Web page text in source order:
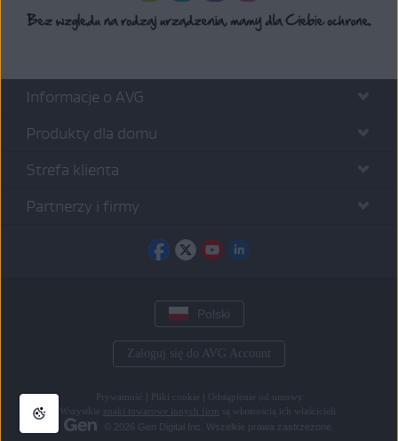
Informacje o AVG
Produkty dla domu
Strefa klienta
Partnerzy i firmy
Polski
Zaloguj się do AVG Account
Prywatność Pliki cookie
Odstąpienie od umowy
Wszystkie
znaki towarowe innych firm
są własnością ich właścicieli.
© 2026 Gen Digital Inc. Wszelkie prawa zastrzeżone.